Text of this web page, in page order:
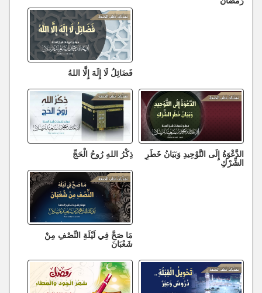
فَضَائِلُ لَا إِلَهَ إِلَّا اللهُ
الدَّعْوَةُ إِلَى التَّوْحِيدِ وَبَيَانُ خَطَرِ
الشِّرْكِ
ذِكْرُ اللهِ رُوحُ الْحَجِّ
مَا صَحَّ فِي لَيْلَةِ النِّصْفِ مِنْ
شَعْبَانَ